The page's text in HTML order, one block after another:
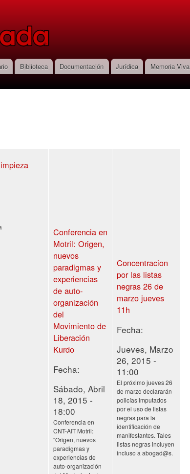
principal
Biblioteca Documentación Jurídica Memoria Viva
Conferencia en
Motril: Origen,
nuevos
paradigmas y
experiencias
de auto-
organización
del
Movimiento de
Liberación
Kurdo
Fecha:
Sábado, Abril
18, 2015 -
18:00
Conferencia en
CNT-AIT Motril:
"Origen, nuevos
paradigmas y
experiencias de
auto-organización
Concentracion
por las listas
negras 26 de
marzo jueves
11h
Fecha:
Jueves, Marzo
26, 2015 -
11:00
El próximo jueves 26
de marzo declararán
policías imputados
por el uso de listas
negras para la
identificación de
manifestantes. Tales
listas negras incluyen
incluso a abogad@s.